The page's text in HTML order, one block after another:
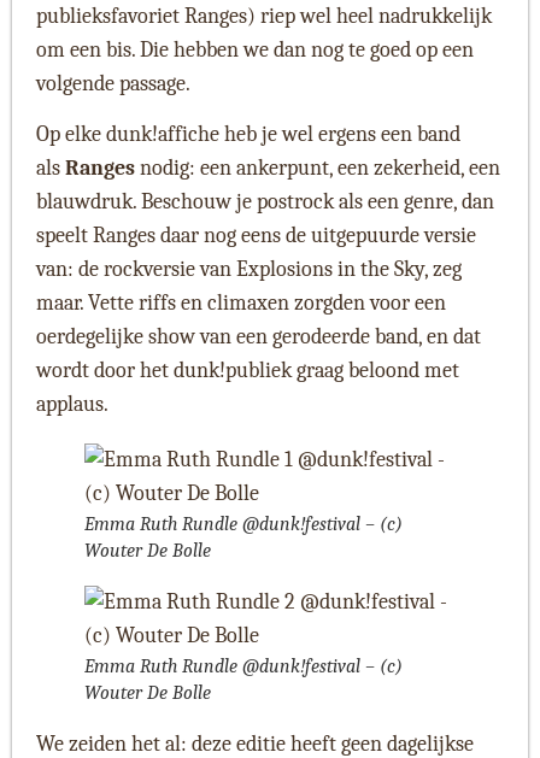
publieksfavoriet Ranges) riep wel heel nadrukkelijk
om een bis. Die hebben we dan nog te goed op een
volgende passage.
Op elke dunk!affiche heb je wel ergens een band
alsRangesnodig: een ankerpunt, een zekerheid, een
blauwdruk. Beschouw je postrock als een genre, dan
speelt Ranges daar nog eens de uitgepuurde versie
van: de rockversie van Explosions in the Sky, zeg
maar. Vette riffs en climaxen zorgden voor een
oerdegelijke show van een gerodeerde band, en dat
wordt door het dunk!publiek graag beloond met
applaus.
Emma Ruth Rundle @dunk!festival – (c)
Wouter De Bolle
Emma Ruth Rundle @dunk!festival – (c)
Wouter De Bolle
We zeiden het al: deze editie heeft geen dagelijkse